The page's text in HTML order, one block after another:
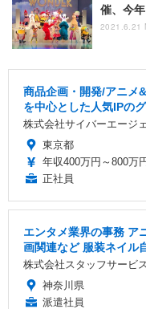
催、今
2021.6.21
商品企画・開発/アニメ
を中心とした人気IPの
株式会社サイバーエージ
東京都
年収400万円～800万
正社員
エンタメ業界の事務 ア
画関連など 服装ネイル
株式会社スタッフサービス
神奈川県
派遣社員